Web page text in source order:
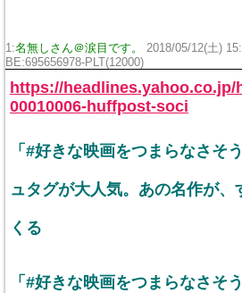
1:名無しさん＠涙目です。
2018/05/12(土)
BE:695656978-PLT(12000)
https://headlines.yahoo.co.jp/
00010006-huffpost-soci
「#好きな映画をつまらなさそ
ュタグが大人気。あの名作が、
くる
「#好きな映画をつまらなさそ